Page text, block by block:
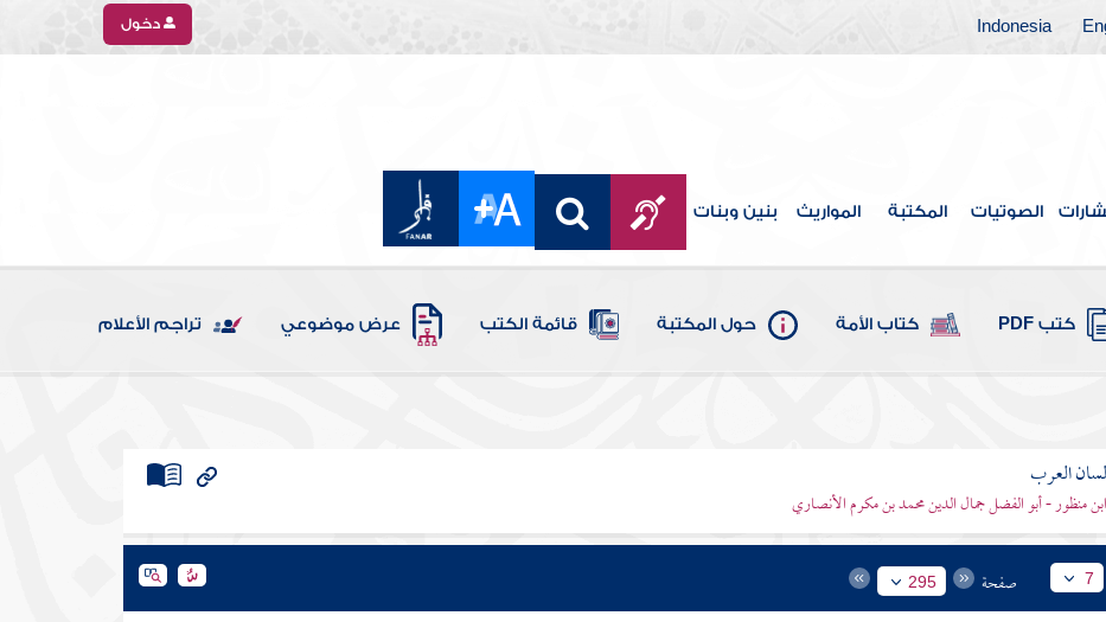
Indonesia دخول
الصوتيات المكتبة المواريث بنين وبنات
كتب PDF كتاب الأمة حول المكتبة قائمة الكتب عرض موضوعي تراجم الأعلام
لسان العرب
ابن منظور - أبو الفضل جمال الدين محمد بن مكرم الأنصاري
7 صفحة 295